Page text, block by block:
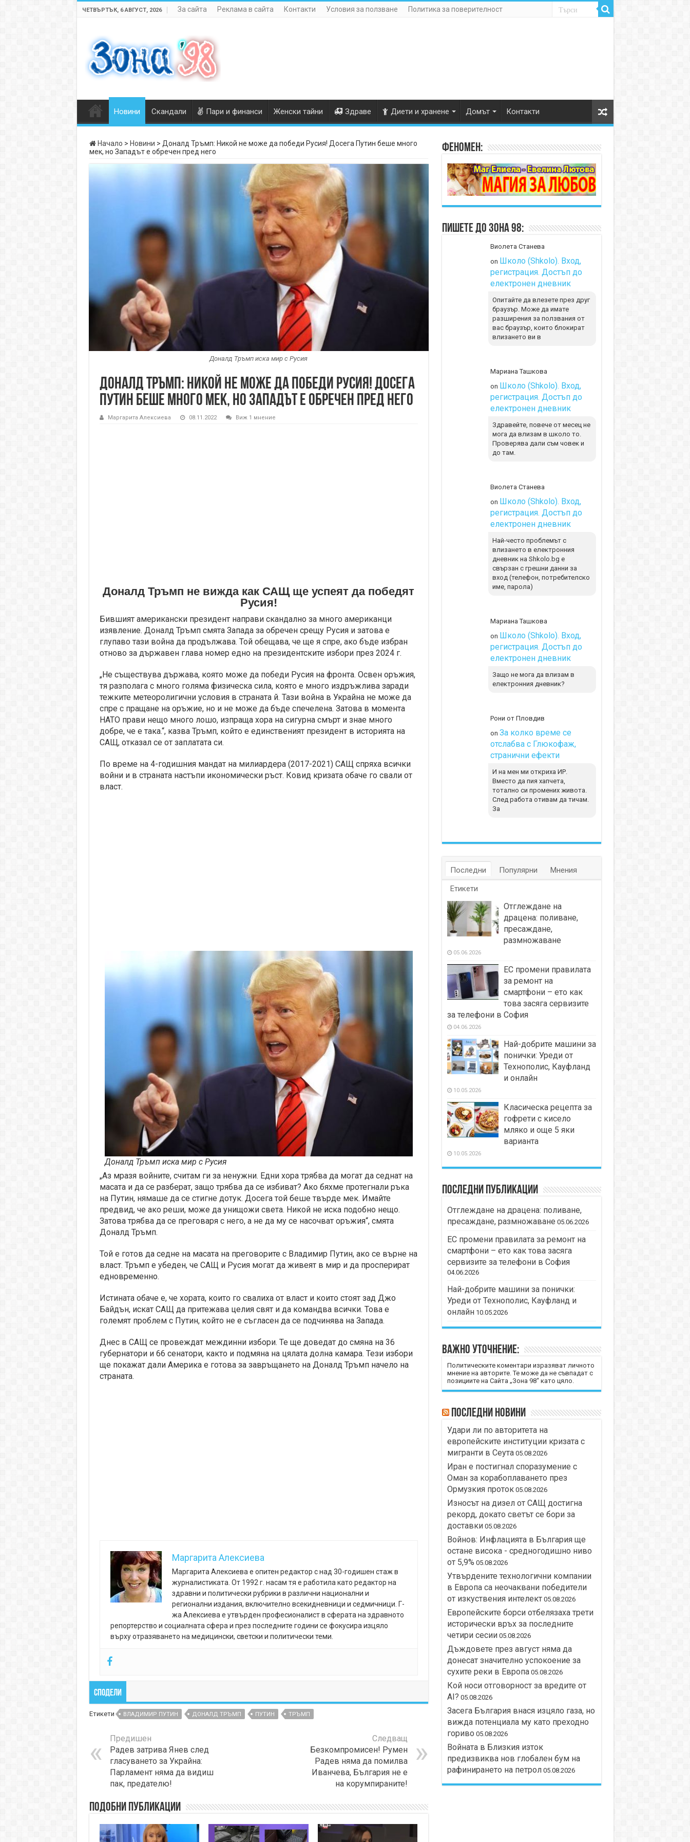
ЧЕТВЪРТЪК, 6 АВГУСТ, 2026 За сайта Реклама в сайта Контакти Условия за ползване Политика за поверителност
Новини Скандали Пари и финанси Женски тайни Здраве Диети и хранене Домът Контакти
Начало > Новини > Доналд Тръмп: Никой не може да победи Русия! Досега Путин беше много
мек, но Западът е обречен пред него
Доналд Тръмп иска мир с Русия
Доналд Тръмп: Никой не може да победи Русия! Досега
Путин беше много мек, но Западът е обречен пред него
Маргарита Алексиева 08.11.2022 Виж 1 мнение
Доналд Тръмп не вижда как САЩ ще успеят да победят
Русия!
Бившият американски президент направи скандално за много американци
изявление. Доналд Тръмп смята Запада за обречен срещу Русия и затова е
глупаво тази война да продължава. Той обещава, че ще я спре, ако бъде избран
отново за държавен глава номер едно на президентските избори през 2024 г.
„Не съществува държава, която може да победи Русия на фронта. Освен оръжия,
тя разполага с много голяма физическа сила, която е много издръжлива заради
тежките метеоролигични условия в страната й. Тази война в Украйна не може да
спре с пращане на оръжие, но и не може да бъде спечелена. Затова в момента
НАТО прави нещо много лошо, изпраща хора на сигурна смърт и знае много
добре, че е така.“, казва Тръмп, който е единственият президент в историята на
САЩ, отказал се от заплатата си.
По време на 4-годишния мандат на милиардера (2017-2021) САЩ спряха всички
войни и в страната настъпи икономически ръст. Ковид кризата обаче го свали от
власт.
Доналд Тръмп иска мир с Русия
„Аз мразя войните, считам ги за ненужни. Едни хора трябва да могат да седнат на
масата и да се разберат, защо трябва да се избиват? Ако бяхме протегнали ръка
на Путин, нямаше да се стигне дотук. Досега той беше твърде мек. Имайте
предвид, че ако реши, може да унищожи света. Никой не иска подобно нещо.
Затова трябва да се преговаря с него, а не да му се насочват оръжия“, смята
Доналд Тръмп.
Той е готов да седне на масата на преговорите с Владимир Путин, ако се върне на
власт. Тръмп е убеден, че САЩ и Русия могат да живеят в мир и да просперират
едновременно.
Истината обаче е, че хората, които го свалиха от власт и които стоят зад Джо
Байдън, искат САЩ да притежава целия свят и да командва всички. Това е
големят проблем с Путин, който не е съгласен да се подчинява на Запада.
Днес в САЩ се провеждат междинни избори. Те ще доведат до смяна на 36
губернатори и 66 сенатори, както и подмяна на цялата долна камара. Тези избори
ще покажат дали Америка е готова за завръщането на Доналд Тръмп начело на
страната.
Маргарита Алексиева
Маргарита Алексиева е опитен редактор с над 30-годишен стаж в
журналистиката. От 1992 г. насам тя е работила като редактор на
здравни и политически рубрики в различни национални и
регионални издания, включително всекидневници и седмичници. Г-
жа Алексиева е утвърден професионалист в сферата на здравното
репортерство и социалната сфера и през последните години се фокусира изцяло
върху отразяването на медицински, светски и политически теми.
Сподели
Етикети ВЛАДИМИР ПУТИН ДОНАЛД ТРЪМП ПУТИН ТРЪМП
Предишен
Радев затрива Янев след
гласуването за Украйна:
Парламент няма да видиш
пак, предателю!
Следващ
Безкомпромисен! Румен
Радев няма да помилва
Иванчева, България не е
на корумпираните!
Подобни публикации
Феномен:
Пишете до Зона 98:
Виолета Станева
on Школо (Shkolo). Вход,
регистрация. Достъп до
електронен дневник
Опитайте да влезете през друг
браузър. Може да имате
разширения за ползвания от
вас браузър, които блокират
влизането ви в
Мариана Ташкова
on Школо (Shkolo). Вход,
регистрация. Достъп до
електронен дневник
Здравейте, повече от месец не
мога да влизам в школо то.
Проверява дали съм човек и
до там.
Виолета Станева
on Школо (Shkolo). Вход,
регистрация. Достъп до
електронен дневник
Най-често проблемът с
влизането в електронния
дневник на Shkolo.bg е
свързан с грешни данни за
вход (телефон, потребителско
име, парола)
Мариана Ташкова
on Школо (Shkolo). Вход,
регистрация. Достъп до
електронен дневник
Защо не мога да влизам в
електронния дневник?
Рони от Пловдив
on За колко време се
отслабва с Глюкофаж,
странични ефекти
И на мен ми откриха ИР.
Вместо да пия хапчета,
тотално си промених живота.
След работа отивам да тичам.
За
Последни Популярни
Мнения
Етикети
Отглеждане на
драцена: поливане,
пресаждане,
размножаване
05.06.2026
ЕС промени правилата
за ремонт на
смартфони – ето как
това засяга сервизите
за телефони в София
04.06.2026
Най-добрите машини за
понички: Уреди от
Технополис, Кауфланд
и онлайн
10.05.2026
Класическа рецепта за
гофрети с кисело
мляко и още 5 яки
варианта
10.05.2026
Последни публикации
Отглеждане на драцена: поливане,
пресаждане, размножаване 05.06.2026
ЕС промени правилата за ремонт на
смартфони – ето как това засяга
сервизите за телефони в София
04.06.2026
Най-добрите машини за понички:
Уреди от Технополис, Кауфланд и
онлайн 10.05.2026
Важно уточнение:
Политическите коментари изразяват личното
мнение на авторите. Те може да не съвпадат с
позициите на Сайта „Зона 98“ като цяло.
Последни новини
Удари ли по авторитета на
европейските институции кризата с
мигранти в Сеута 05.08.2026
Иран е постигнал споразумение с
Оман за корабоплаването през
Ормузкия проток 05.08.2026
Износът на дизел от САЩ достигна
рекорд, докато светът се бори за
доставки 05.08.2026
Войнов: Инфлацията в България ще
остане висока - средногодишно ниво
от 5,9% 05.08.2026
Утвърдените технологични компании
в Европа са неочаквани победители
от изкуствения интелект 05.08.2026
Европейските борси отбелязаха трети
исторически връх за последните
четири сесии 05.08.2026
Дъждовете през август няма да
донесат значително успокоение за
сухите реки в Европа 05.08.2026
Кой носи отговорност за вредите от
AI? 05.08.2026
Засега България внася изцяло газа, но
вижда потенциала му като преходно
гориво 05.08.2026
Войната в Близкия изток
предизвиква нов глобален бум на
рафинирането на петрол 05.08.2026